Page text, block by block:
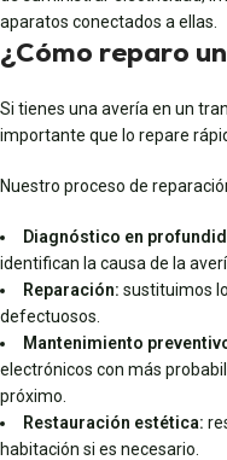
aparatos conectados a ellas.
¿Cómo reparo
Si tienes una avería en un
importante que lo repare
Nuestro proceso de
Diagnóstico en
identifican la causa de la
Reparación: sustituimos
defectuosos.
Mantenimiento
electrónicos con más
próximo.
Restauración estética:
habitación si es necesario.